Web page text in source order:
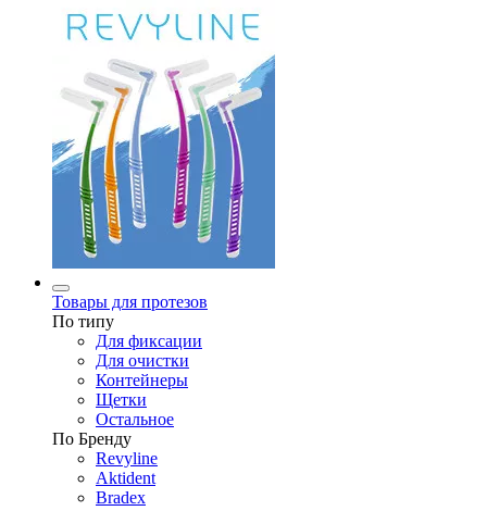
Товары для протезов
По типу
Для фиксации
Для очистки
Контейнеры
Щетки
Остальное
По Бренду
Revyline
Aktident
Bradex